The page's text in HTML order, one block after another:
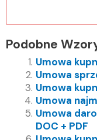
Podobne
Umowa
Umowa
Umowa
Umowa
Umowa
DOC + PDF